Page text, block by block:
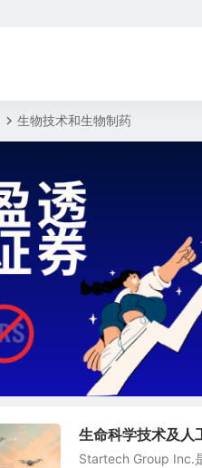
生物技术和生物制药
生命科学技术及
Startech Group Inc.